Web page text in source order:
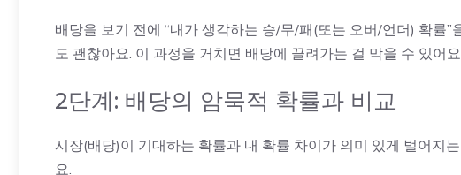
배당을 보기 전에 “내가 생각하는 승/무/패(또는 오버/언더) 확률
도 괜찮아요. 이 과정을 거치면 배당에 끌려가는 걸 막을 수 있어
2단계: 배당의 암묵적 확률과 비교
시장(배당)이 기대하는 확률과 내 확률 차이가 의미 있게 벌어지
요.